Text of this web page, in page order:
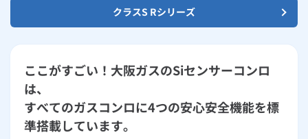
クラスS Rシリーズ
ここがすごい！大阪ガスのSiセンサーコンロ
は、
すべてのガスコンロに4つの安心安全機能を標
準搭載しています。